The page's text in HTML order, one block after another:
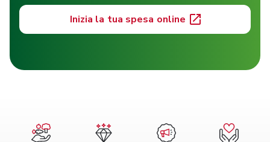
Inizia la tua spesa online